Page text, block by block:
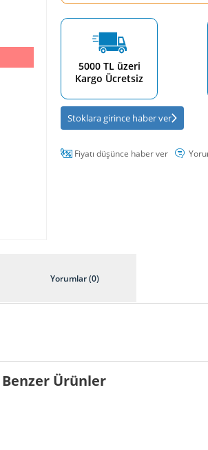
5000 TL üzeri
Kargo Ücretsiz
Stoklara girince haber ver
Fiyatı düşünce haber ver
Yorumlar (0)
Benzer Ürünler